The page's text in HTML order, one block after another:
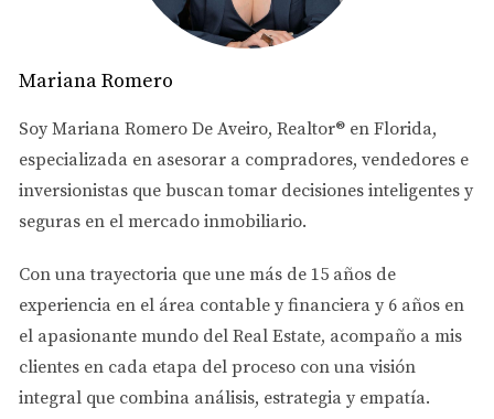
Comparación de mercado
Una de las formas más efectivas de evaluar el precio de
una propiedad es a través del análisis comparativo del
mercado (CMA). Este método implica comparar la
propiedad en cuestión con otras similares que se hayan
vendido recientemente en la misma área. Al realizar un
CMA, considera factores como:
público y servicios puede influir significativamente
en el valor.
Tamaño: Compara propiedades con un tamaño
similar en metros cuadrados.
Características: Elementos como el número de
habitaciones, baños y comodidades adicionales son
Mariana Romero
Soy Mariana Romero De Aveiro, Realtor® en Florida,
especializada en asesorar a compradores, vendedores e
inversionistas que buscan tomar decisiones inteligentes y
seguras en el mercado inmobiliario.
Con una trayectoria que une más de 15 años de
experiencia en el área contable y financiera y 6 años en
el apasionante mundo del Real Estate, acompaño a mis
clientes en cada etapa del proceso con una visión
integral que combina análisis, estrategia y empatía.